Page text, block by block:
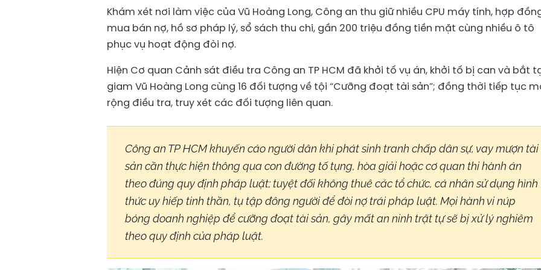
Khám xét nơi làm việc của Vũ Hoàng Long, Công an thu giữ nhiều CPU máy tính, hợp
mua bán nợ, hồ sơ pháp lý, sổ sách thu chi, gần 200 triệu đồng tiền mặt cùng nhiều ô tô
phục vụ hoạt động đòi nợ.
Hiện Cơ quan Cảnh sát điều tra Công an TP HCM đã khởi tố vụ án, khởi tố bị can và bắt
giam Vũ Hoàng Long cùng 16 đối tượng về tội “Cưỡng đoạt tài sản”; đồng thời tiếp tục
rộng điều tra, truy xét các đối tượng liên quan.
Công an TP HCM khuyến cáo người dân khi phát sinh tranh chấp dân sự, vay mượn tài
sản cần thực hiện thông qua con đường tố tụng, hòa giải hoặc cơ quan thi hành án
theo đúng quy định pháp luật; tuyệt đối không thuê các tổ chức, cá nhân sử dụng hình
thức uy hiếp tinh thần, tụ tập đông người để đòi nợ trái pháp luật. Mọi hành vi núp
bóng doanh nghiệp để cưỡng đoạt tài sản, gây mất an ninh trật tự sẽ bị xử lý nghiêm
theo quy định của pháp luật.